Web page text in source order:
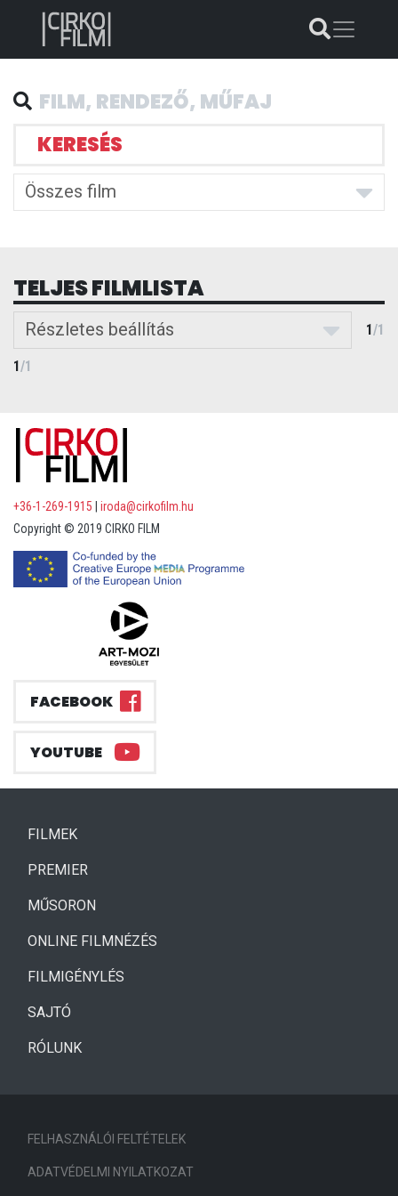
KERESÉS
Összes film
TELJES FILMLISTA
Részletes beállítás 1/1
1/1
+36-1-269-1915
iroda@cirkofilm.hu
Copyright © 2019 CIRKO FILM
FACEBOOK
YOUTUBE
FILMEK(CURRENT)
PREMIER
MŰSORON
ONLINE FILMNÉZÉS
FILMIGÉNYLÉS
SAJTÓ
RÓLUNK
FELHASZNÁLÓI FELTÉTELEK
ADATVÉDELMI NYILATKOZAT